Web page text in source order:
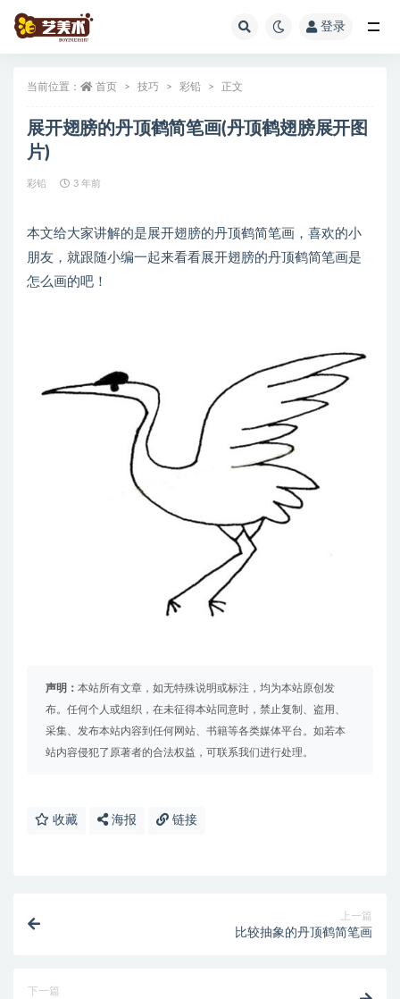
登录
当前位置： 首页 技巧 彩铅 正文
展开翅膀的丹顶鹤简笔画(丹顶鹤翅膀展开图
片)
彩铅 3 年前
本文给大家讲解的是展开翅膀的丹顶鹤简笔画，喜欢的小
朋友，就跟随小编一起来看看展开翅膀的丹顶鹤简笔画是
怎么画的吧！
声明： 本站所有文章，如无特殊说明或标注，均为本站原创发
布。任何个人或组织，在未征得本站同意时，禁止复制、盗用、
采集、发布本站内容到任何网站、书籍等各类媒体平台。如若本
站内容侵犯了原著者的合法权益，可联系我们进行处理。
收藏 海报 链接
上一篇
比较抽象的丹顶鹤简笔画
下一篇